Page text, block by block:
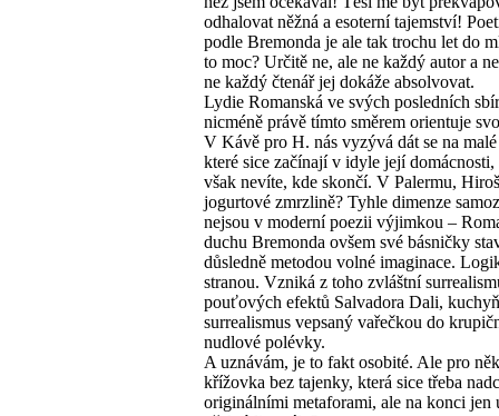
odhalovat něžná a esoterní tajemství!
podle Bremonda je ale tak trochu let do
to moc? Určitě ne, ale ne každý autor a
ne každý čtenář jej dokáže absolvovat.
Lydie Romanská ve svých posledních
nicméně právě tímto směrem orientuje
V Kávě pro H. nás vyzývá dát se na malé
které sice začínají v idyle její
však nevíte, kde skončí. V Palermu,
jogurtové zmrzlině? Tyhle dimenze
nejsou v moderní poezii výjimkou –
duchu Bremonda ovšem své básničky
důsledně metodou volné imaginace.
stranou. Vzniká z toho zvláštní
pouťových efektů Salvadora Dali,
surrealismus vepsaný vařečkou do
nudlové polévky.
A uznávám, je to fakt osobité. Ale pro
křížovka bez tajenky, která sice třeba
originálními metaforami, ale na konci jen